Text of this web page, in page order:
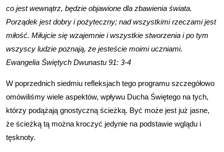
co jest wewnątrz, będzie objawione dla zbawienia świata.
Porządek jest dobry i pożyteczny; nad wszystkimi rzeczami jest
miłość. Miłujcie się wzajemnie i wszystkie stworzenia i po tym
wszyscy ludzie poznają, że jesteście moimi uczniami.
Ewangelia Świętych Dwunastu 91: 3-4
W poprzednich siedmiu refleksjach tego programu szczegółowo
omówiliśmy wiele aspektów, wpływu Ducha Świętego na tych,
którzy podążają gnostyczną ścieżką. Być może jest już jasne,
że ścieżką tą można kroczyć jedynie na podstawie wglądu i
tęsknoty.